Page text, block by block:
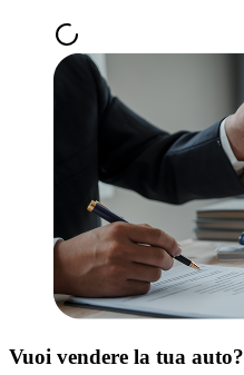
Vuoi vendere la tua auto?